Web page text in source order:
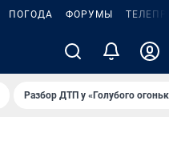
ПОГОДА ФОРУМЫ
Разбор ДТП у «Голубого